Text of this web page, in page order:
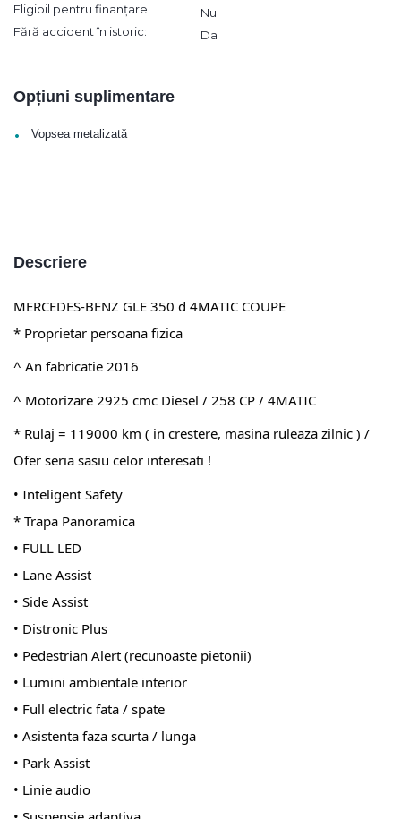
Eligibil pentru finanțare:
Nu
Fără accident în istoric:
Da
Opțiuni suplimentare
• Vopsea metalizată
Descriere
MERCEDES-BENZ GLE 350 d 4MATIC COUPE
* Proprietar persoana fizica
^ An fabricatie 2016
^ Motorizare 2925 cmc Diesel / 258 CP / 4MATIC
* Rulaj = 119000 km ( in crestere, masina ruleaza zilnic ) /
Ofer seria sasiu celor interesati !
• Inteligent Safety
* Trapa Panoramica
• FULL LED
• Lane Assist
• Side Assist
• Distronic Plus
• Pedestrian Alert (recunoaste pietonii)
• Lumini ambientale interior
• Full electric fata / spate
• Asistenta faza scurta / lunga
• Park Assist
• Linie audio